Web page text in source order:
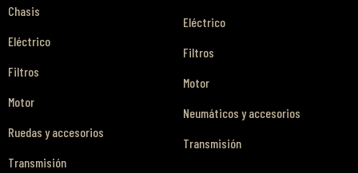
Chasis
Eléctrico
Filtros
Motor
Ruedas y accesorios
Transmisión
Eléctrico
Filtros
Motor
Neumáticos y accesorios
Transmisión